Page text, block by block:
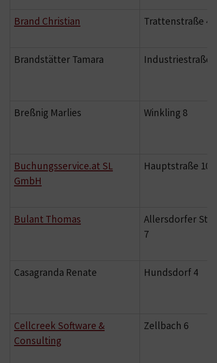
Brand Christian Trattenstraße
Brandstätter Tamara Industriestraße
Breßnig Marlies Winkling 8
Buchungsservice.at SL
GmbH
Hauptstraße 10
Bulant Thomas
Allersdorfer
7
Casagranda Renate Hundsdorf 4
Cellcreek Software &
Consulting
Zellbach 6